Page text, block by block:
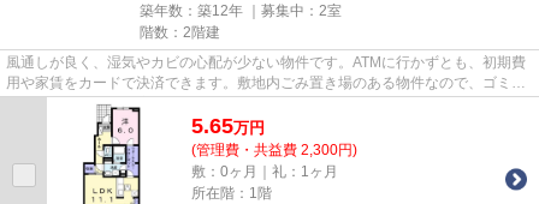
築年数：築12年 ｜募集中： 2室
階数：2階建
風通しが良く、湿気やカビの心配が少ない物件です。ATMに行かずとも、初期費
用や家賃をカードで決済できます。敷地内ごみ置き場のある物件なので、ゴミ出
しが楽です。ぜひ一度見ていた...
5.65万円
(管理費・共益費 2,300円)
敷：0ヶ月｜礼：1ヶ月
所在階：1階